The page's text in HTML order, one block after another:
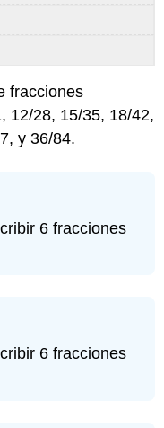
fracciones
12/28, 15/35, 18/42,
y 36/84.
6 fracciones
6 fracciones